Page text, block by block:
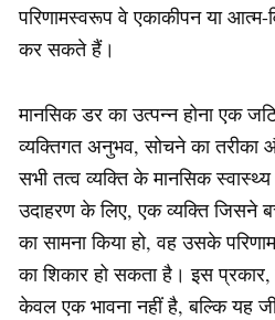
परिणामस्वरूप वे एकाकीपन या आत्म-
कर सकते हैं।
मानसिक डर का उत्पन्न होना एक
व्यक्तिगत अनुभव, सोचने का तरीका
सभी तत्व व्यक्ति के मानसिक
उदाहरण के लिए, एक व्यक्ति जिसने
का सामना किया हो, वह उसके
का शिकार हो सकता है। इस
केवल एक भावना नहीं है, बल्कि यह